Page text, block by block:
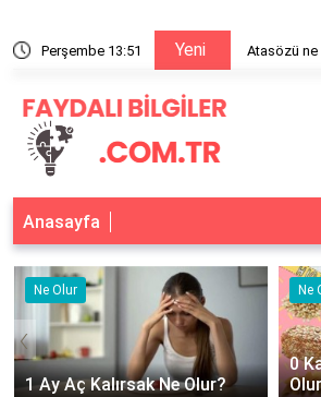
Perşembe 13:51 Yeni
Atasözü ne anlama geliyor tek kanatla kuş
Anasayfa
Ne Olur
1 Ay Aç Kalırsak Ne Olur?
Ne
0
‹